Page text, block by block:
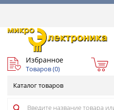
Избранное
Товаров (0)
Каталог товаров